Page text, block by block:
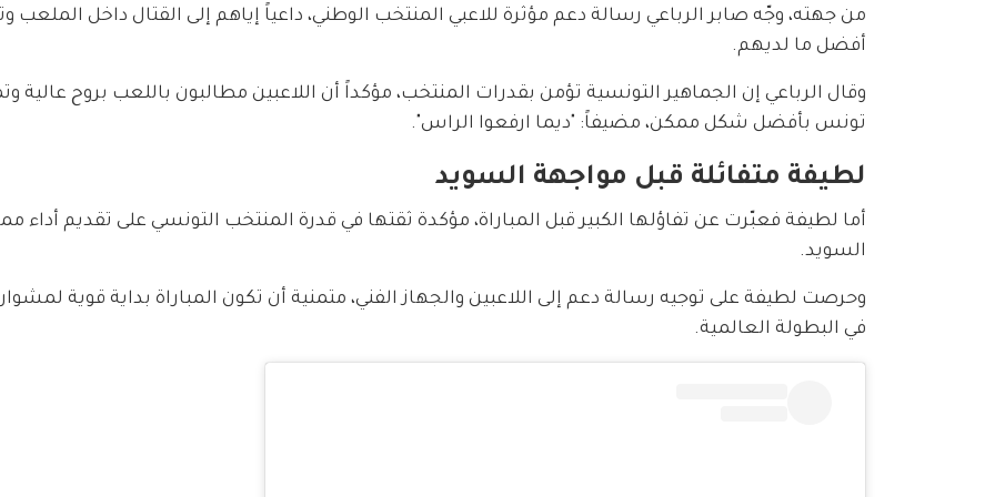
من جهته، وجّه صابر الرباعي رسالة دعم مؤثرة للاعبي المنتخب الوطني، داعياً إياهم إلى القتال داخل الملعب
أفضل ما لديهم.
وقال الرباعي إن الجماهير التونسية تؤمن بقدرات المنتخب، مؤكداً أن اللاعبين مطالبون باللعب بروح عالية
تونس بأفضل شكل ممكن، مضيفاً: "ديما ارفعوا الراس".
لطيفة متفائلة قبل مواجهة السويد
أما لطيفة فعبّرت عن تفاؤلها الكبير قبل المباراة، مؤكدة ثقتها في قدرة المنتخب التونسي على تقديم أداء
السويد.
وحرصت لطيفة على توجيه رسالة دعم إلى اللاعبين والجهاز الفني، متمنية أن تكون المباراة بداية قوية
في البطولة العالمية.